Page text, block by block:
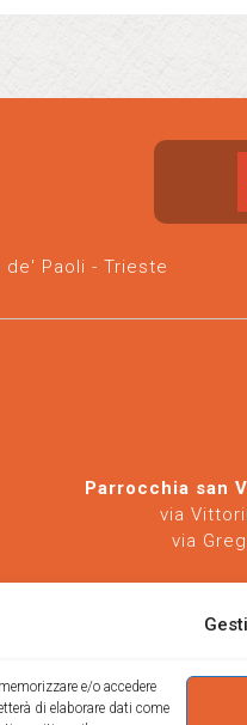
e/o accedere
di elaborare dati come
Paoli - Trieste
Parrocchia san
via
via
https://www.svdp-
Informativa